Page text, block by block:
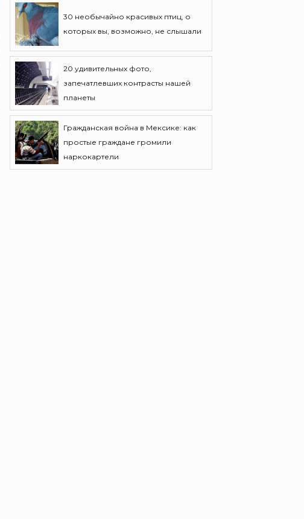
30 необычайно красивых птиц, о
которых вы, возможно, не слышали
20 удивительных фото,
запечатлевших контрасты нашей
планеты
Гражданская война в Мексике: как
простые граждане громили
наркокартели